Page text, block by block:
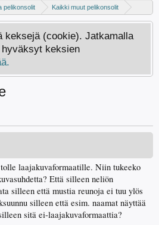
pelikonsolit
Kaikki muut pelikonsolit
keksejä (cookie). Jatkamalla
keksien
laajakuvaformaatille. Niin tukeeko
Että silleen neliön
silleen että mustia reunoja ei tuu ylös
silleen että esim. naamat näyttää
sitä ei-laajakuvaformaattia?